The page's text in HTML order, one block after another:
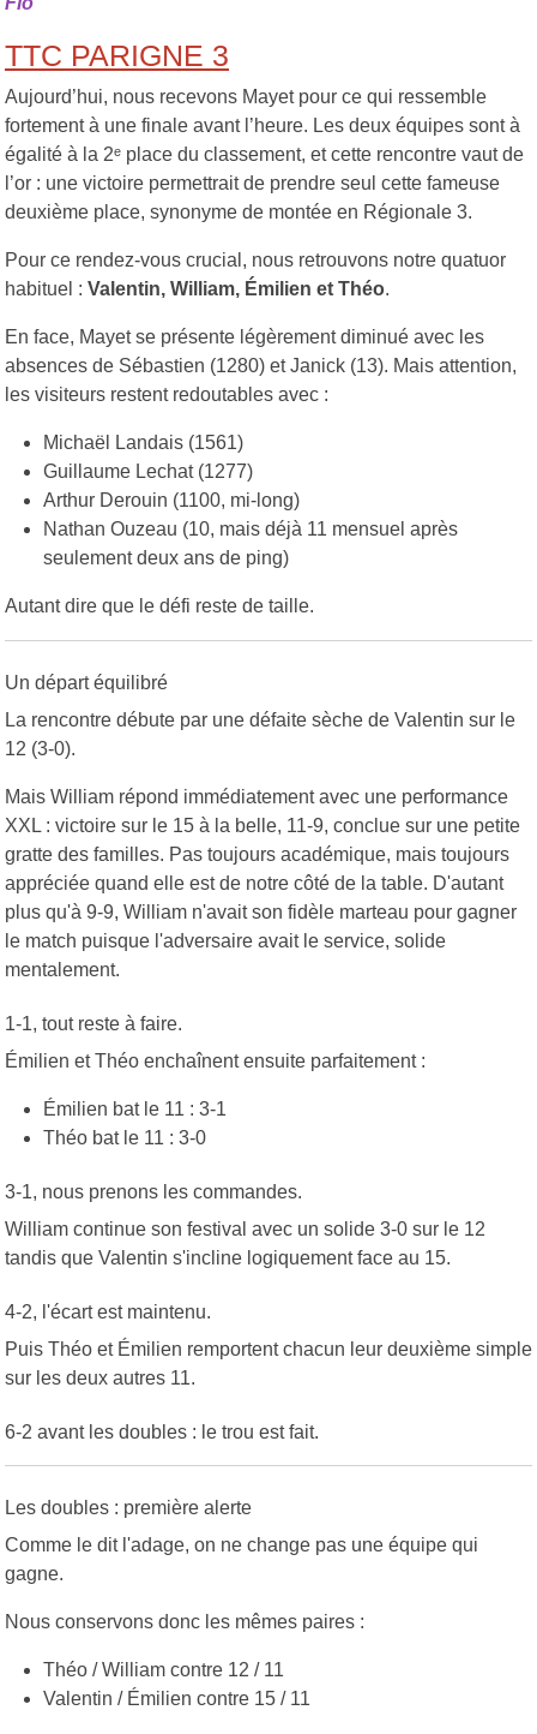
TTC PARIGNE 3
Aujourd’hui, nous recevons Mayet pour ce qui ressemble
fortement à une finale avant l’heure. Les deux équipes sont à
égalité à la 2ᵉ place du classement, et cette rencontre vaut de
l’or : une victoire permettrait de prendre seul cette fameuse
deuxième place, synonyme de montée en Régionale 3.
Pour ce rendez-vous crucial, nous retrouvons notre quatuor
habituel : Valentin, William, Émilien et Théo.
En face, Mayet se présente légèrement diminué avec les
absences de Sébastien (1280) et Janick (13). Mais attention,
les visiteurs restent redoutables avec :
Michaël Landais (1561)
Guillaume Lechat (1277)
Arthur Derouin (1100, mi-long)
Nathan Ouzeau (10, mais déjà 11 mensuel après
seulement deux ans de ping)
Autant dire que le défi reste de taille.
Un départ équilibré
La rencontre débute par une défaite sèche de Valentin sur le
12 (3-0).
Mais William répond immédiatement avec une performance
XXL : victoire sur le 15 à la belle, 11-9, conclue sur une petite
gratte des familles. Pas toujours académique, mais toujours
appréciée quand elle est de notre côté de la table. D'autant
plus qu'à 9-9, William n'avait son fidèle marteau pour gagner
le match puisque l'adversaire avait le service, solide
mentalement.
1-1, tout reste à faire.
Émilien et Théo enchaînent ensuite parfaitement :
Émilien bat le 11 : 3-1
Théo bat le 11 : 3-0
3-1, nous prenons les commandes.
William continue son festival avec un solide 3-0 sur le 12
tandis que Valentin s'incline logiquement face au 15.
4-2, l'écart est maintenu.
Puis Théo et Émilien remportent chacun leur deuxième simple
sur les deux autres 11.
6-2 avant les doubles : le trou est fait.
Les doubles : première alerte
Comme le dit l'adage, on ne change pas une équipe qui
gagne.
Nous conservons donc les mêmes paires :
Théo / William contre 12 / 11
Valentin / Émilien contre 15 / 11